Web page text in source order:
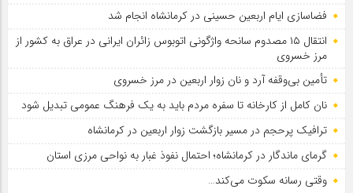
فضاسازی ایام اربعین حسینی در کرمانشاه انجام شد
انتقال ۱۵ مصدوم سانحه واژگونی اتوبوس زائران ایرانی در عراق به کشور از
مرز خسروی
تأمین بی‌وقفه آرد و نان زوار اربعین در مرز خسروی
نان کامل از کارخانه تا سفره مردم باید به یک فرهنگ عمومی تبدیل شود
ترافیک پرحجم در مسیر بازگشت زوار اربعین در کرمانشاه
گرمای ماندگار در کرمانشاه؛ احتمال نفوذ غبار به نواحی مرزی استان
وقتی رسانه سکوت می‌کند…